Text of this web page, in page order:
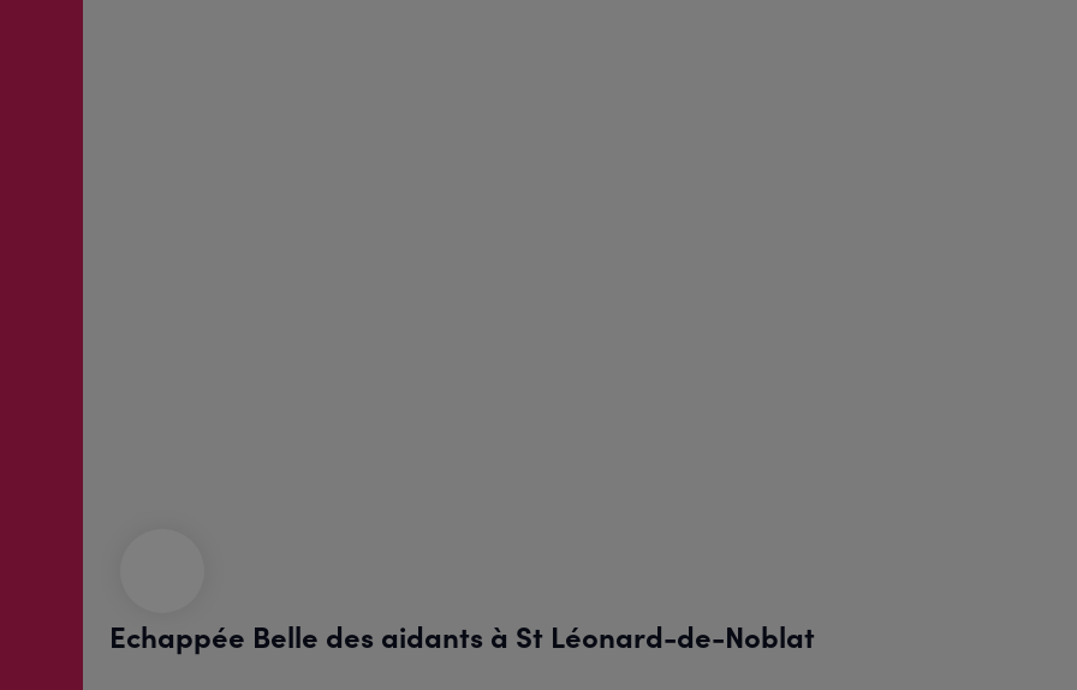
Echappée Belle des aidants à St Léonard-de-Noblat